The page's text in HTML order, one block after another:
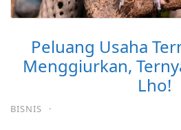
Peluang Usaha
Menggiurkan,
Lho!
BISNIS ·